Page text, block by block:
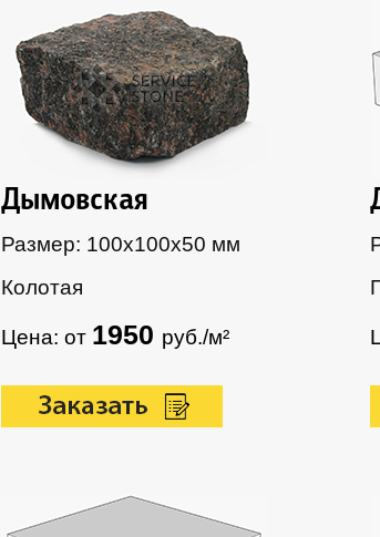
Дымовская
Размер: 100х100х50 мм
Колотая
Цена: от 1950 руб./м²